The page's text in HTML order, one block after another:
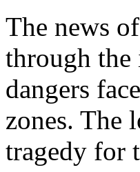
The news
through
dangers
zones. The
tragedy for